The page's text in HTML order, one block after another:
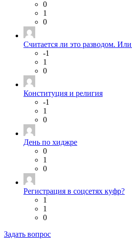
0
1
0
Считается ли это разводом.
-1
1
0
Конституция и религия
-1
1
0
День по хиджре
0
1
0
Регистрация в соцсетях куфр?
1
1
0
Задать вопрос